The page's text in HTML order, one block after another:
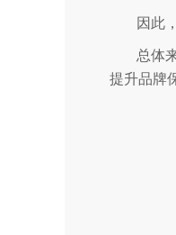
因此
总体
提升品牌